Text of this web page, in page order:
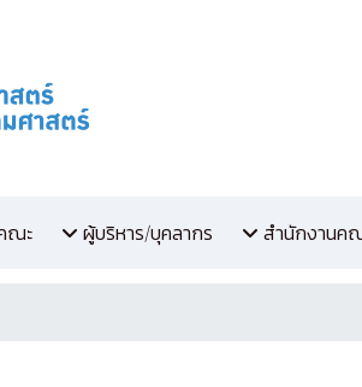
ณะ ผู้บริหาร/บุคลากร สำนักงานค